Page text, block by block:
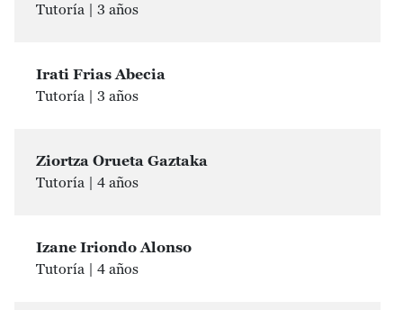
Tutoría | 3 años
Irati Frias Abecia
Tutoría | 3 años
Ziortza Orueta Gaztaka
Tutoría | 4 años
Izane Iriondo Alonso
Tutoría | 4 años